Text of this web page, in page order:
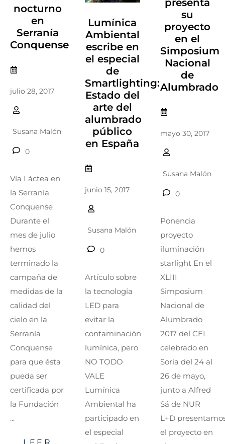
nocturno
en
Serranía
Conquense
julio 28, 2017
Susana Malón
0
Vía Láctea en
la Serranía
Conquense
Durante el
mes de julio
hemos
terminado la
campaña de
medidas de la
calidad del
cielo en la
Serranía
Conquense
para que ésta
pueda ser
certificada por
la Fundación
...
Lumínica
Ambiental
escribe en
el especial
de
Smartlighting:
Estado del
arte del
alumbrado
público
en España
junio 15, 2017
Susana Malón
0
Artículo sobre
la tecnología
LED para
evitar la
contaminación
lumínica, pero
NO TODO
VALE
Lumínica
Ambiental ha
participado en
el especial
su
proyecto
en el
Simposium
Nacional
de
Alumbrado
mayo 30, 2017
Susana Malón
0
Ponencia
proyecto
iluminación
starlight En el
XLIII
Simposium
Nacional de
Alumbrado
2017 del CEI
celebrado en
Soria del 24 al
26 de mayo,
junto a Alfred
Sá de NUR
L+D
el proyecto en